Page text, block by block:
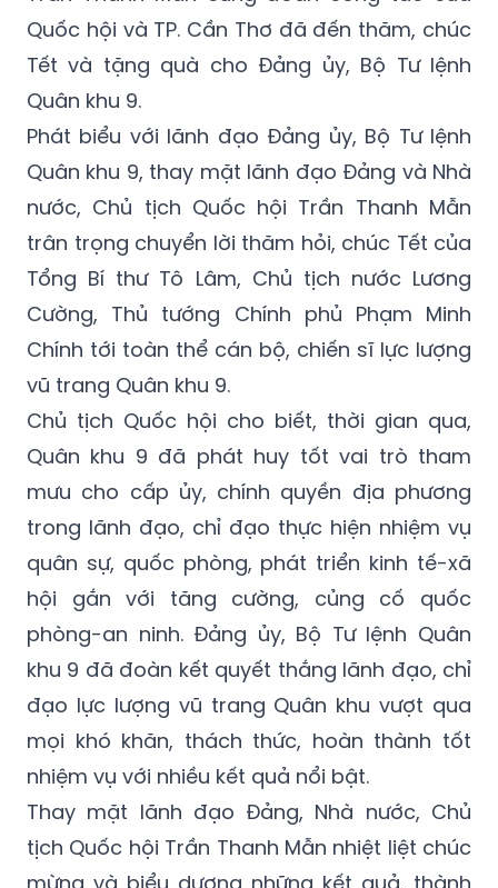
Quốc hội và TP. Cần Thơ đã đến thăm, chúc
Tết và tặng quà cho Đảng ủy, Bộ Tư lệnh
Quân khu 9.
Phát biểu với lãnh đạo Đảng ủy, Bộ Tư lệnh
Quân khu 9, thay mặt lãnh đạo Đảng và Nhà
nước, Chủ tịch Quốc hội Trần Thanh Mẫn
trân trọng chuyển lời thăm hỏi, chúc Tết của
Tổng Bí thư Tô Lâm, Chủ tịch nước Lương
Cường, Thủ tướng Chính phủ Phạm Minh
Chính tới toàn thể cán bộ, chiến sĩ lực lượng
vũ trang Quân khu 9.
Chủ tịch Quốc hội cho biết, thời gian qua,
Quân khu 9 đã phát huy tốt vai trò tham
mưu cho cấp ủy, chính quyền địa phương
trong lãnh đạo, chỉ đạo thực hiện nhiệm vụ
quân sự, quốc phòng, phát triển kinh tế-xã
hội gắn với tăng cường, củng cố quốc
phòng-an ninh. Đảng ủy, Bộ Tư lệnh Quân
khu 9 đã đoàn kết quyết thắng lãnh đạo, chỉ
đạo lực lượng vũ trang Quân khu vượt qua
mọi khó khăn, thách thức, hoàn thành tốt
nhiệm vụ với nhiều kết quả nổi bật.
Thay mặt lãnh đạo Đảng, Nhà nước, Chủ
tịch Quốc hội Trần Thanh Mẫn nhiệt liệt chúc